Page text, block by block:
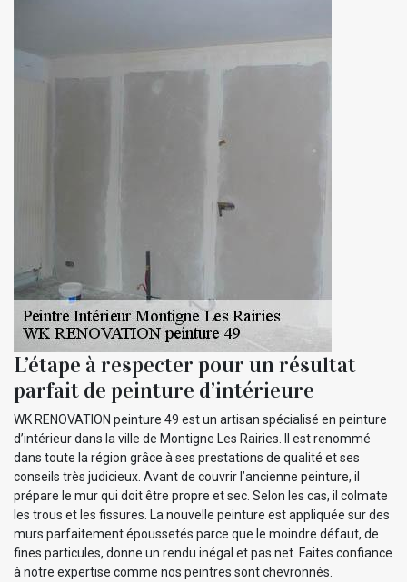
L’étape à respecter pour un résultat
parfait de peinture d’intérieure
WK RENOVATION peinture 49 est un artisan spécialisé en peinture
d’intérieur dans la ville de Montigne Les Rairies. Il est renommé
dans toute la région grâce à ses prestations de qualité et ses
conseils très judicieux. Avant de couvrir l’ancienne peinture, il
prépare le mur qui doit être propre et sec. Selon les cas, il colmate
les trous et les fissures. La nouvelle peinture est appliquée sur des
murs parfaitement époussetés parce que le moindre défaut, de
fines particules, donne un rendu inégal et pas net. Faites confiance
à notre expertise comme nos peintres sont chevronnés.